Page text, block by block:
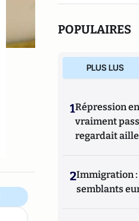
POPULAIRES
PLUS LUS
1Répression
vraiment
regardait
2Immigration :
semblants